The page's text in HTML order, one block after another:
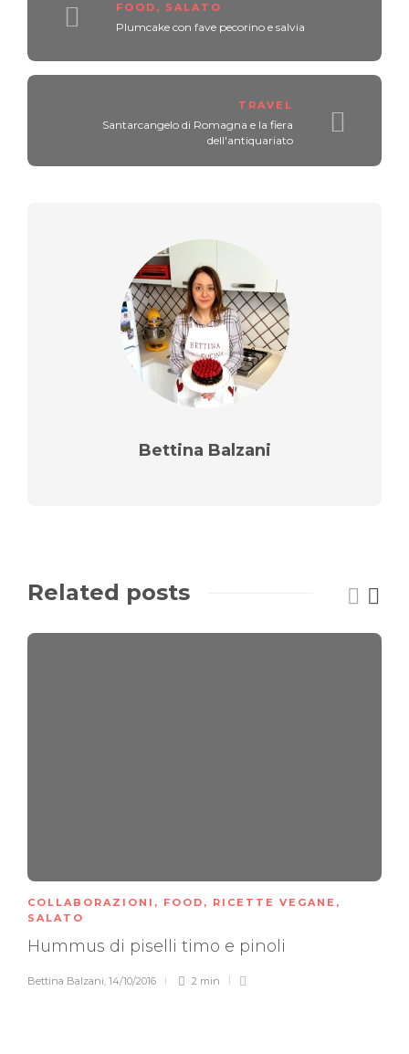
FOOD , SALATO
Plumcake con fave pecorino e salvia
TRAVEL
Santarcangelo di Romagna e la fiera
dell'antiquariato
Bettina Balzani
Related posts
COLLABORAZIONI , FOOD , RICETTE VEGANE ,
SALATO
Hummus di piselli timo e pinoli
Bettina Balzani, 14/10/2016 2 min